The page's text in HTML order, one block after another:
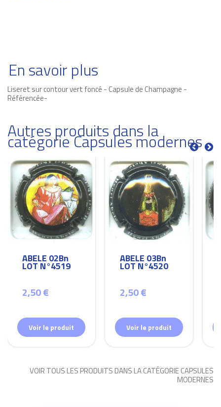
En savoir plus
Liseret sur contour vert foncé - Capsule de Champagne -
Référencée-
Autres produits dans la
catégorie Capsules modernes
ABELE 02Bn
LOT N°4519
2,50 €
Voir le produit
ABELE 03Bn
LOT N°4520
2,50 €
Voir le produit
VOIR TOUS LES PRODUITS DANS LA CATÉGORIE CAPSULES
MODERNES